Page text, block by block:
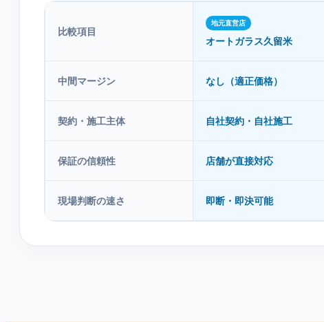
比較項目
地元直営店
オートガラス久留米
中間マージン なし（適正価格）
契約・施工主体 自社契約・自社施工
保証の信頼性 店舗が直接対応
現場判断の速さ 即断・即決可能